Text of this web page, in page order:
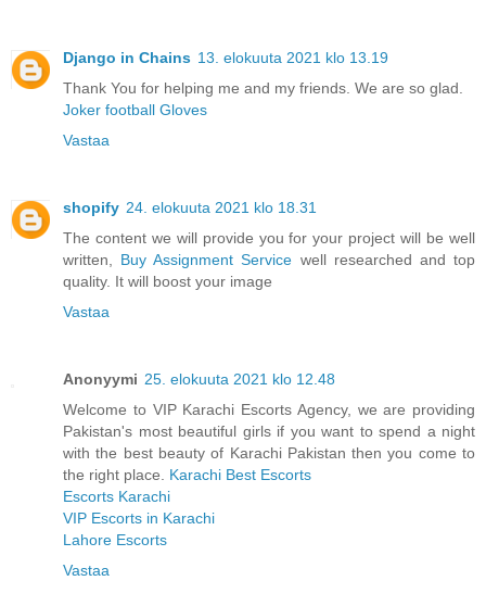
Django in Chains 13. elokuuta 2021 klo 13.19
Thank You for helping me and my friends. We are so glad.
Joker football Gloves
Vastaa
shopify 24. elokuuta 2021 klo 18.31
The content we will provide you for your project will be well
written, Buy Assignment Service well researched and top
quality. It will boost your image
Vastaa
Anonyymi 25. elokuuta 2021 klo 12.48
Welcome to VIP Karachi Escorts Agency, we are providing
Pakistan's most beautiful girls if you want to spend a night
with the best beauty of Karachi Pakistan then you come to
the right place. Karachi Best Escorts
Escorts Karachi
VIP Escorts in Karachi
Lahore Escorts
Vastaa